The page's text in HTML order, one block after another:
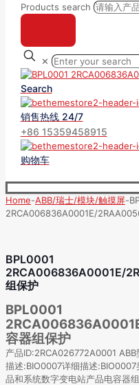
Products search
✕
Search
销售热线 24/7
+86 15359458915
购物车
Home-ABB/瑞士/模块/触摸屏-
2RCA006836A0001E/
BPL0001
2RCA006836A0001E/
组保护
BPL0001
容器组保护
产品ID:2RCA026772A0001
描述:BIO0007详细描述
品和系统数字变电站产品电容器